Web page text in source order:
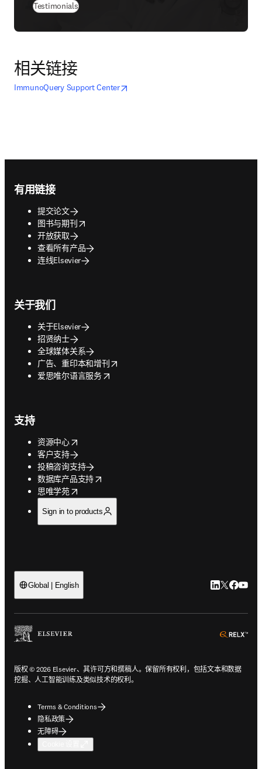
Testimonials
相关链接
ImmunoQuery Support Center在新的选项卡/窗口中打开
opens in new tab/window
有用链接
提交论文
图书与期刊
opens in new tab/window
开放获取
查看所有产品
连线Elsevier
关于我们
关于Elsevier
招贤纳士
全球媒体关系
广告、重印本和增刊
opens in new tab/window
爱思唯尔语言服务
opens in new tab/window
支持
资源中心
opens in new tab/window
客户支持
投稿咨询支持
数据库产品支持
opens in new tab/window
思唯学苑
opens in new tab/window
Sign in to products
Global | English LinkedIn 在
Twitter 在
版权 © 2026 Elsevier、其许可方和撰稿人。保留所有权利，包括文本和数据
挖掘、人工智能训练及类似技术的权利。
Terms & Conditions
隐私政策
无障碍